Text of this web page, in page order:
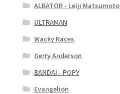
ALBATOR - Leiji Matsumoto
ULTRAMAN
Wacky Races
Gerry Anderson
BANDAI - POPY
Evangelion